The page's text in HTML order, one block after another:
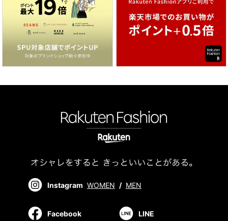
Instagram WOMEN / MEN
Facebook LINE